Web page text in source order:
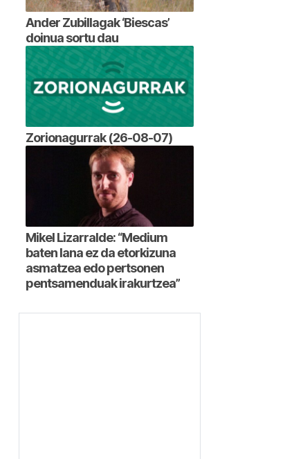
Ander Zubillagak ‘Biescas’
doinua sortu dau
Zorionagurrak (26-08-07)
Mikel Lizarralde: “Medium
baten lana ez da etorkizuna
asmatzea edo pertsonen
pentsamenduak irakurtzea”